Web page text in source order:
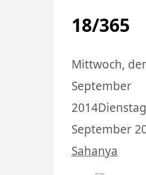
18/365
Mittwoch,
September
2014
September
Sahanya